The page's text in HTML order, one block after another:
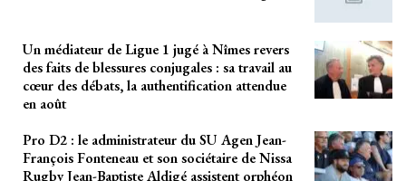
Un médiateur de Ligue 1 jugé à Nîmes revers
des faits de blessures conjugales : sa travail au
cœur des débats, la authentification attendue
en août
Pro D2 : le administrateur du SU Agen Jean-
François Fonteneau et son sociétaire de Nissa
Rugby Jean-Baptiste Aldigé assistent orphéon